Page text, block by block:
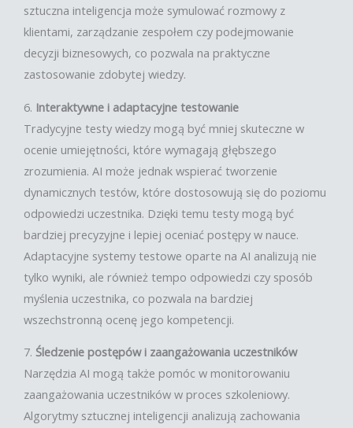
sztuczna inteligencja może symulować rozmowy z
klientami, zarządzanie zespołem czy podejmowanie
decyzji biznesowych, co pozwala na praktyczne
zastosowanie zdobytej wiedzy.
6. Interaktywne i adaptacyjne testowanie
Tradycyjne testy wiedzy mogą być mniej skuteczne w
ocenie umiejętności, które wymagają głębszego
zrozumienia. AI może jednak wspierać tworzenie
dynamicznych testów, które dostosowują się do poziomu
odpowiedzi uczestnika. Dzięki temu testy mogą być
bardziej precyzyjne i lepiej oceniać postępy w nauce.
Adaptacyjne systemy testowe oparte na AI analizują nie
tylko wyniki, ale również tempo odpowiedzi czy sposób
myślenia uczestnika, co pozwala na bardziej
wszechstronną ocenę jego kompetencji.
7. Śledzenie postępów i zaangażowania uczestników
Narzędzia AI mogą także pomóc w monitorowaniu
zaangażowania uczestników w proces szkoleniowy.
Algorytmy sztucznej inteligencji analizują zachowania